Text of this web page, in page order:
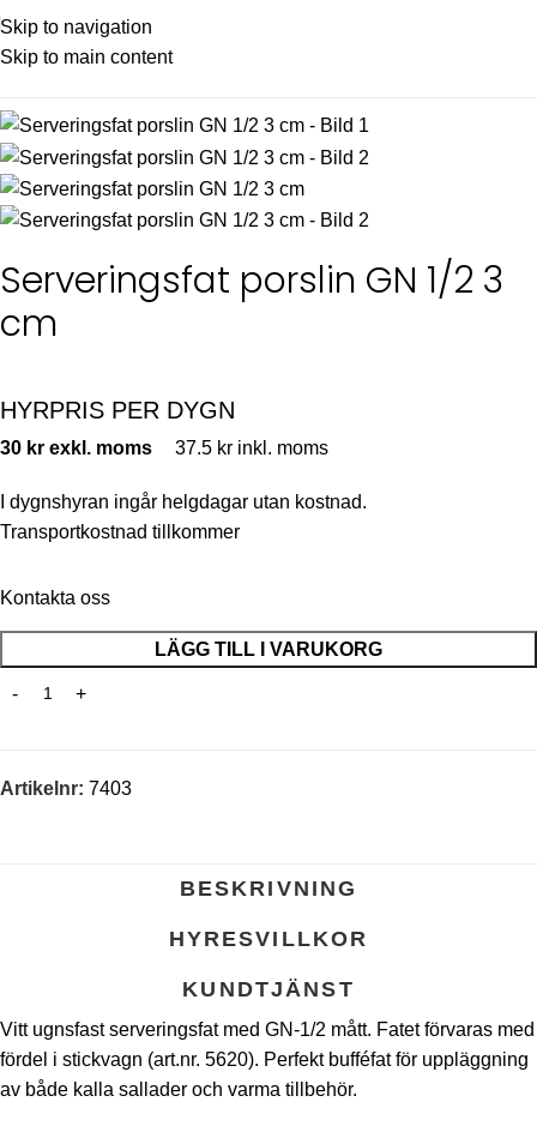
Skip to navigation
Skip to main content
Hem Produkter Servering
Serveringsfat porslin GN 1/2 3
cm
HYRPRIS PER DYGN
30 kr exkl. moms 37.5 kr inkl. moms
I dygnshyran ingår helgdagar utan kostnad.
Transportkostnad tillkommer
Kontakta oss
LÄGG TILL I VARUKORG
Artikelnr: 7403
BESKRIVNING
HYRESVILLKOR
KUNDTJÄNST
Vitt ugnsfast serveringsfat med GN-1/2 mått. Fatet förvaras med
fördel i stickvagn (art.nr. 5620). Perfekt bufféfat för uppläggning
av både kalla sallader och varma tillbehör.